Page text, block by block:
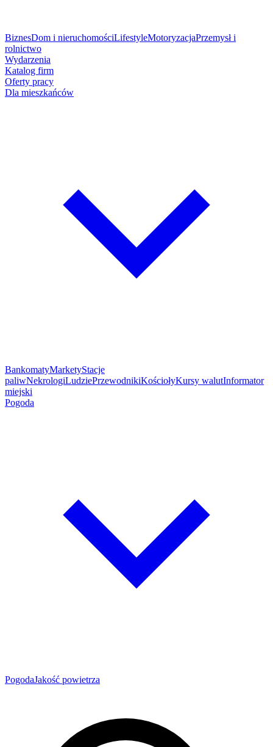
BiznesDom i nieruchomościLifestyleMotoryzacjaPrzemysł i
rolnictwo
Wydarzenia
Katalog firm
Oferty pracy
Dla mieszkańców
BankomatyMarketyStacje
paliwNekrologiLudziePrzewodnikiKościołyKursy walutInformator
miejski
Pogoda
PogodaJakość powietrza